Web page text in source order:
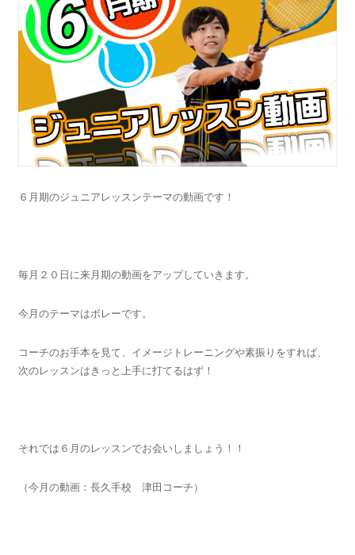
６月期のジュニアレッスンテーマの動画です！
毎月２０日に来月期の動画をアップしていきます。
今月のテーマはボレーです。
コーチのお手本を見て、イメージトレーニングや素振りをすれば、
次のレッスンはきっと上手に打てるはず！
それでは６月のレッスンでお会いしましょう！！
（今月の動画：長久手校 津田コーチ）